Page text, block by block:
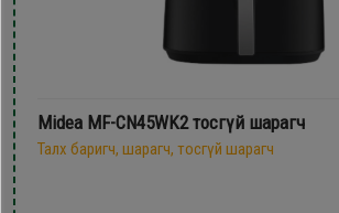
Midea MF-CN45WK2 тосгүй шарагч
Талх баригч, шарагч, тосгүй шарагч